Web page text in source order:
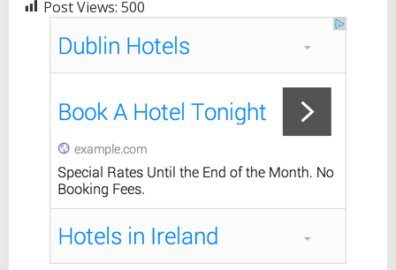
Post Views: 500